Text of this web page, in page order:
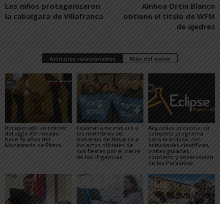
Los niños protagonizaron
la cabalgata de Villafranca
Ainhoa Ortin Blanco
obtiene el titulo de WFM
de ajedrez
Artículos relacionados Más del autor
Recuperado un relieve
del siglo XVI robado
hace 16 años del
Monasterio de Fitero
Fustiñana no invitará a
los miembros del
Gobierno de Navarra a
los actos oficiales de
sus fiestas por el cierre
de las Urgencias
Arguedas presenta un
completo programa
para el eclipse, con
actividades científicas,
visitas guiadas,
concierto y observación
de las Perseidas